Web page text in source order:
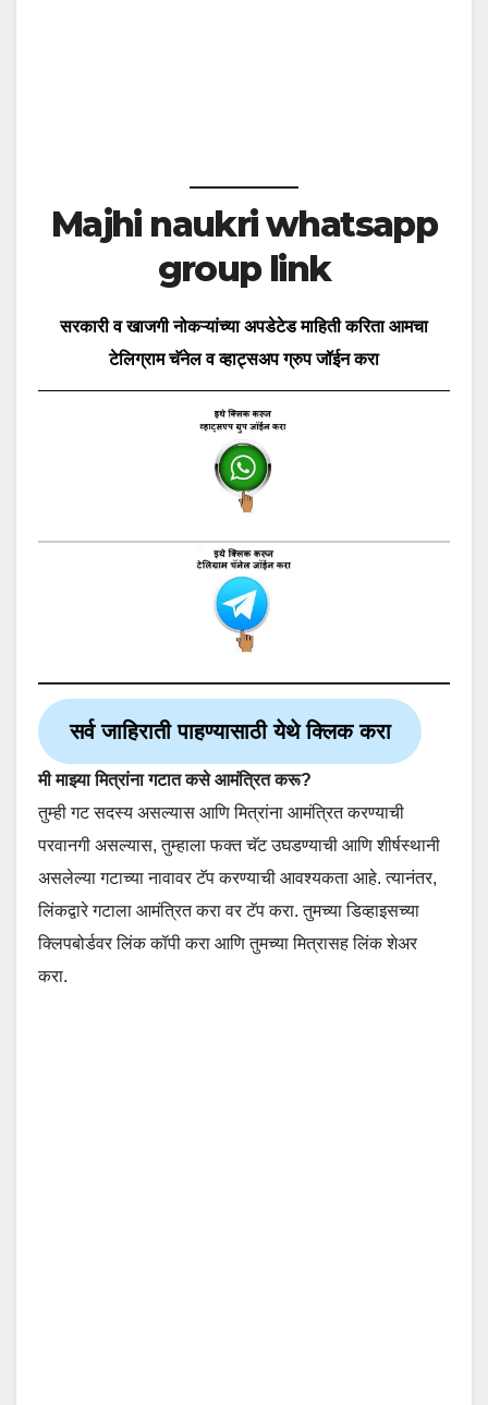
Majhi naukri whatsapp
group link
सरकारी व खाजगी नोकऱ्यांच्या अपडेटेड माहिती करिता आमचा
टेलिग्राम चॅनेल व व्हाट्सअप ग्रुप जॉईन करा
सर्व जाहिराती पाहण्यासाठी येथे क्लिक करा
मी माझ्या मित्रांना गटात कसे आमंत्रित करू?
तुम्ही गट सदस्य असल्यास आणि मित्रांना आमंत्रित करण्याची
परवानगी असल्यास, तुम्हाला फक्त चॅट उघडण्याची आणि शीर्षस्थानी
असलेल्या गटाच्या नावावर टॅप करण्याची आवश्यकता आहे. त्यानंतर,
लिंकद्वारे गटाला आमंत्रित करा वर टॅप करा. तुमच्या डिव्हाइसच्या
क्लिपबोर्डवर लिंक कॉपी करा आणि तुमच्या मित्रासह लिंक शेअर
करा.